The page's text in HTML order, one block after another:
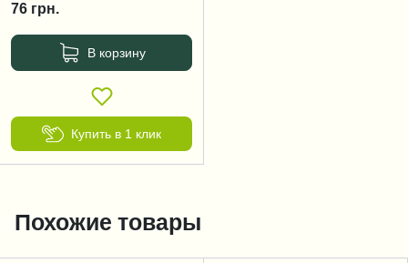
76 грн.
В корзину
Купить в 1 клик
Похожие товары